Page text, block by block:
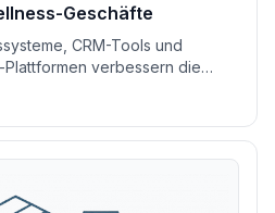
Geschäfte
CRM-Tools und
verbessern die
das
fördern das Wachstum von
Geschäften.